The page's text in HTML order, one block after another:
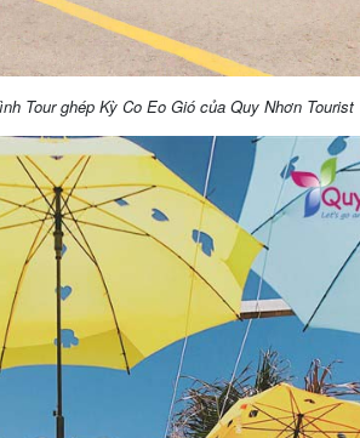
Tour ghép Kỳ Co Eo Gió của Quy Nhơn Tourist